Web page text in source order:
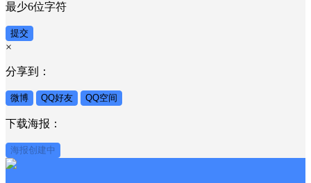
最少6位字符
提交
×
分享到：
微博 QQ好友 QQ空间
下载海报：
海报创建中